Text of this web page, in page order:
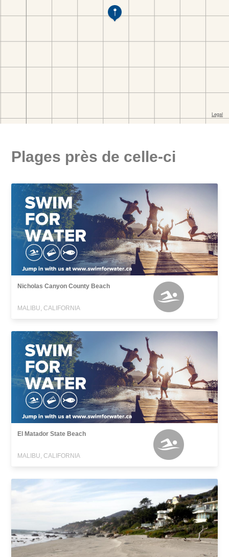
Plages près de celle-ci
Nicholas Canyon County Beach
MALIBU, CALIFORNIA
El Matador State Beach
MALIBU, CALIFORNIA